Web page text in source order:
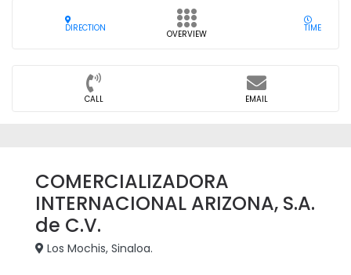
DIRECTION
OVERVIEW
TIME
CALL EMAIL
COMERCIALIZADORA
INTERNACIONAL ARIZONA, S.A.
de C.V.
Los Mochis, Sinaloa.